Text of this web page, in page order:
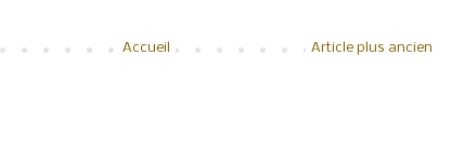
Article plus ancien
Accueil